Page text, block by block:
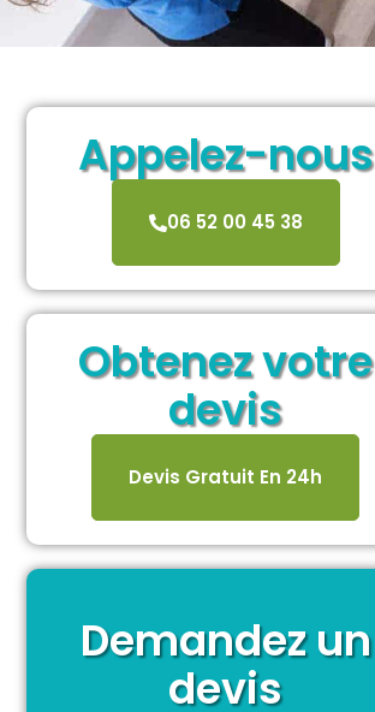
Appelez-nous
06 52 00 45 38
Obtenez votre
devis
Devis Gratuit En 24h
Demandez un
devis